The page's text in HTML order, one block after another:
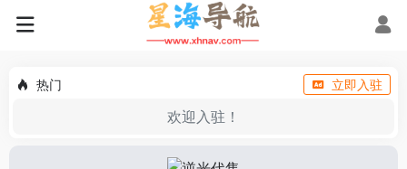
热门 立即入驻
欢迎入驻！